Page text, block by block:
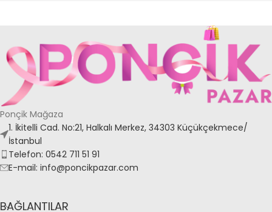
Ponçik Mağaza
1. İkitelli Cad. No:21, Halkalı Merkez, 34303 Küçükçekmece/
İstanbul
Telefon: 0542 711 51 91
E-mail: info@poncikpazar.com
BAĞLANTILAR